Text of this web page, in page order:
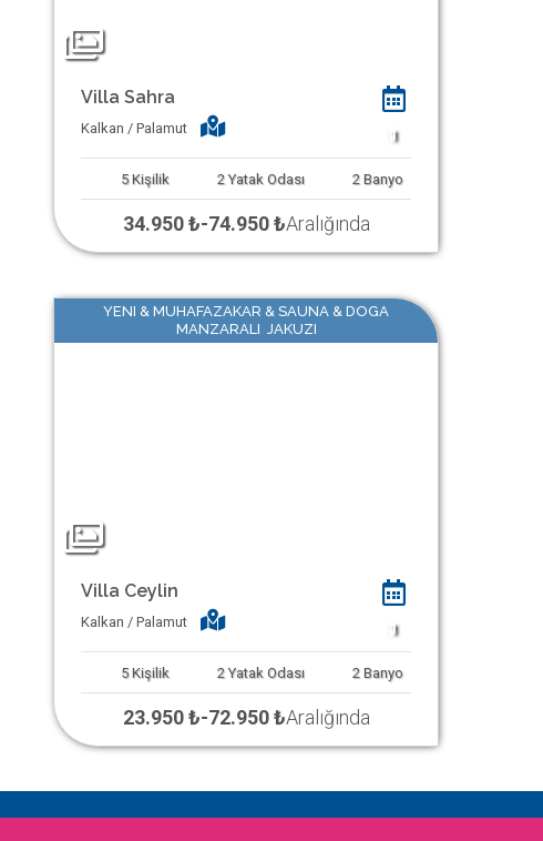
Villa Sahra
Kalkan / Palamut 1
5 Kişilik 2 Yatak Odası 2 Banyo
34.950 ₺-74.950 ₺Aralığında
YENI & MUHAFAZAKAR & SAUNA & DOGA
MANZARALI JAKUZI
Villa Ceylin
Kalkan / Palamut 1
5 Kişilik 2 Yatak Odası 2 Banyo
23.950 ₺-72.950 ₺Aralığında